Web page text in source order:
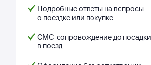
Подробные ответы на вопросы
о поездке или покупке
СМС-сопровождение до посадки
в поезд